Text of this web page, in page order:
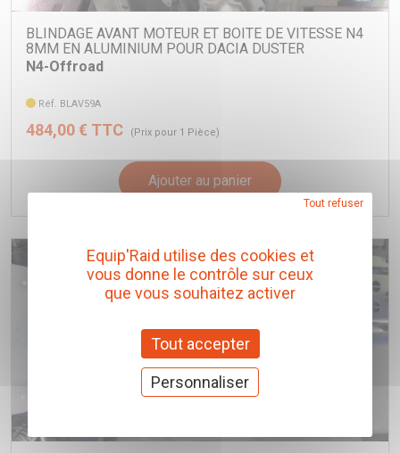
BLINDAGE AVANT MOTEUR ET BOITE DE VITESSE N4
8MM EN ALUMINIUM POUR DACIA DUSTER
N4-Offroad
Réf. BLAV59A
484,00 € TTC (Prix pour 1 Pièce)
Ajouter au panier
Equip'Raid utilise des cookies et
vous donne le contrôle sur ceux
que vous souhaitez activer
Tout accepter
Tout refuser
Personnaliser